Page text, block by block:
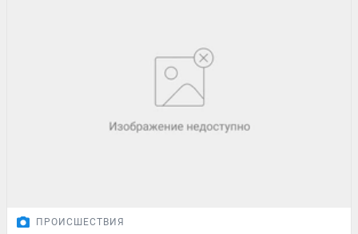
ПРОИСШЕСТВИЯ